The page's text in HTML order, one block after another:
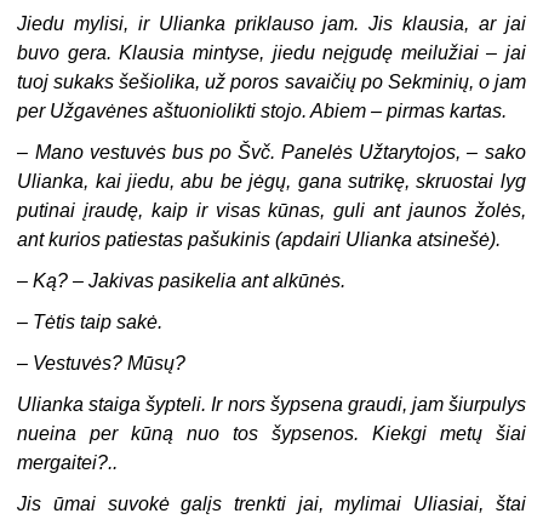
Jiedu mylisi, ir Ulianka priklauso jam. Jis klausia, ar jai
buvo gera. Klausia mintyse, jiedu neįgudę meilužiai – jai
tuoj sukaks šešiolika, už poros savaičių po Sekminių, o jam
per Užgavėnes aštuoniolikti stojo. Abiem – pirmas kartas.
– Mano vestuvės bus po Švč. Panelės Užtarytojos, – sako
Ulianka, kai jiedu, abu be jėgų, gana sutrikę, skruostai lyg
putinai įraudę, kaip ir visas kūnas, guli ant jaunos žolės,
ant kurios patiestas pašukinis (apdairi Ulianka atsinešė).
–Ką? – Jakivas pasikelia ant alkūnės.
– Tėtis taip sakė.
– Vestuvės? Mūsų?
Ulianka staiga šypteli. Ir nors šypsena graudi, jam šiurpulys
nueina per kūną nuo tos šypsenos. Kiekgi metų šiai
mergaitei?..
Jis ūmai suvokė galįs trenkti jai, mylimai Uliasiai, štai